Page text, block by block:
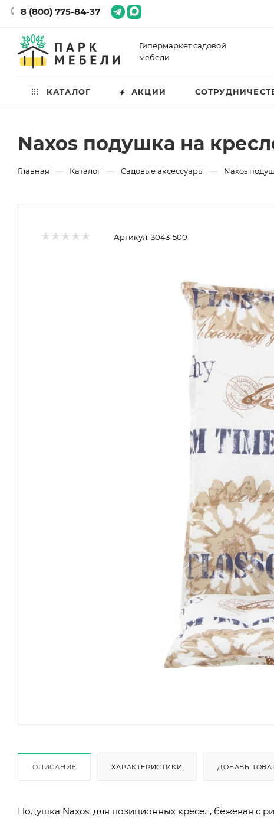
8 (800) 775-84-37
Гипермаркет садовой
мебели
КАТАЛОГ АКЦИИ
Naxos подушка на
Главная — Каталог — Садовые аксессуары — Naxos
Артикул: 3043-500
ОПИСАНИЕ ХАРАКТЕРИСТИКИ ДОБАВЬ
Подушка Naxos, для позиционных кресел, бежевая с